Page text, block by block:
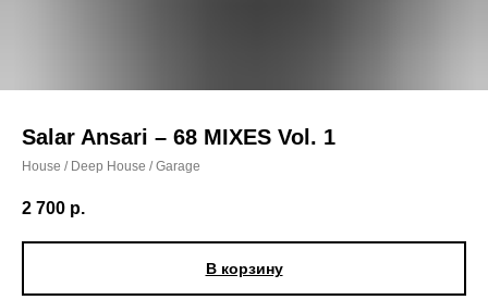
Salar Ansari – 68 MIXES Vol. 1
House / Deep House / Garage
2 700 р.
В корзину